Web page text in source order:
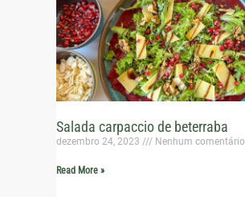
Salada carpaccio de beterraba
dezembro 24, 2023 Nenhum comentário
Read More »